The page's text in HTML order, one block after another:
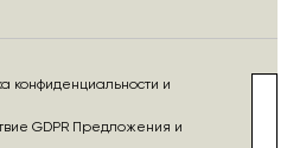
конфиденциальности и
GDPR Предложения и